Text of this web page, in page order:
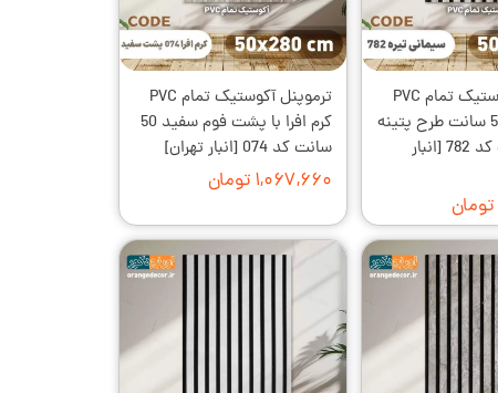
ترموپنل آکوستیک تمام PVC
پشت فوم 50 سانت طرح پتینه
سیمانی تیره کد 782 [انبار
ترموپنل آکوستیک تمام PVC
کرم افرا با پشت فوم سفید 50
سانت کد 074 [انبار تهران]
۱,۰۶۷,۶۶۰ تومان